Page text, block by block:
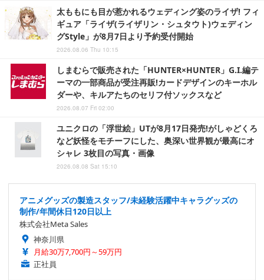
太ももにも目が惹かれるウェディング姿のライザ! フィ
ギュア「ライザ(ライザリン・シュタウト)ウェディン
グStyle」が8月7日より予約受付開始
2026.08.06 Thu 10:15
しまむらで販売された「HUNTER×HUNTER」G.I.編テ
ーマの一部商品が受注再販!カードデザインのキーホル
ダーや、キルアたちのセリフ付ソックスなど
2026.08.07 Fri 02:00
ユニクロの「浮世絵」UTが8月17日発売!がしゃどくろ
など妖怪をモチーフにした、奥深い世界観が最高にオ
シャレ 3枚目の写真・画像
2026.08.08 Sat 15:10
アニメグッズの製造スタッフ/未経験活躍中キャラグッズの
制作/年間休日120日以上
株式会社Meta Sales
神奈川県
月給30万7,700円～59万円
正社員